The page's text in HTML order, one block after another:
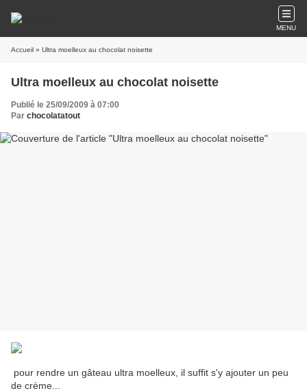
MENU
Accueil » Ultra moelleux au chocolat noisette
Ultra moelleux au chocolat noisette
Publié le 25/09/2009 à 07:00
Par chocolatatout
pour rendre un gâteau ultra moelleux, il suffit s'y ajouter un peu
de crème...